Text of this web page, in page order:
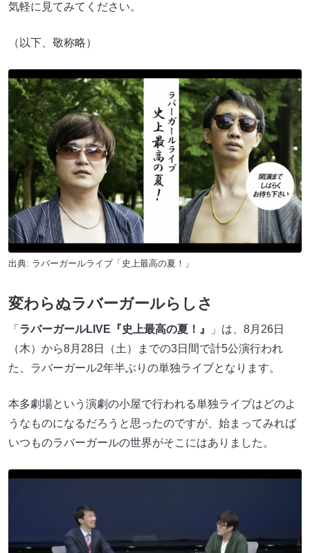
気軽に見てみてください。
（以下、敬称略）
出典: ラバーガールライブ「史上最高の夏！」
変わらぬラバーガールらしさ
「 ラバーガールLIVE『史上最高の夏！』
」は、8月26日
（木）から8月28日（土）までの3日間で計5公演行われ
た、ラバーガール2年半ぶりの単独ライブとなります。
本多劇場という演劇の小屋で行われる単独ライブはどのよ
うなものになるだろうと思ったのですが、始まってみれば
いつものラバーガールの世界がそこにはありました。